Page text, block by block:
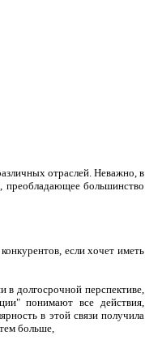
отраслей. Неважно, в
преобладающее большинство
если хочет иметь
долгосрочной перспективе,
понимают все действия,
в этой связи получила
больше,